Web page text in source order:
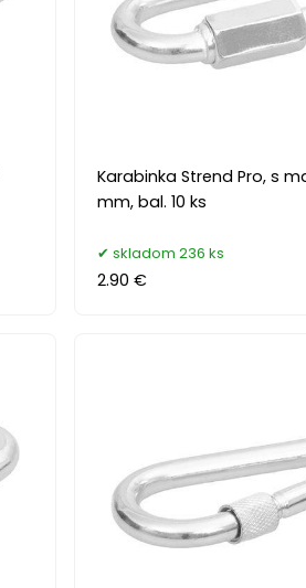
Karabinka Strend Pro, s
mm, bal. 10 ks
skladom 236 ks
2.90 €